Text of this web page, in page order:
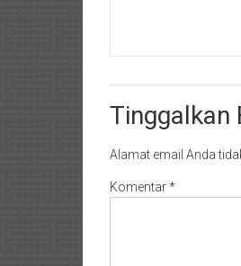
Tinggalkan
Alamat email Anda
Komentar*